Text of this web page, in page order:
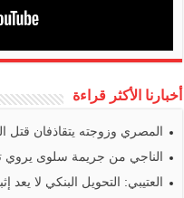
أخبارنا الأكثر قراءة
المصري وزوجته يتقاذفان قتل
الناجي من جريمة سلوى يروي
العتيبي: التحويل البنكي لا يعد